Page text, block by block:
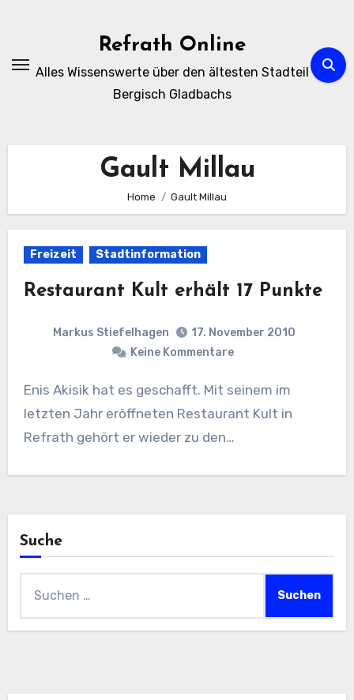
Refrath Online
Alles Wissenswerte über den ältesten Stadteil
Bergisch Gladbachs
Gault Millau
Home Gault Millau
Freizeit Stadtinformation
Restaurant Kult erhält 17 Punkte
Markus Stiefelhagen
17. November 2010
Keine Kommentare
Enis Akisik hat es geschafft. Mit seinem im
letzten Jahr eröffneten Restaurant Kult in
Refrath gehört er wieder zu den…
Suche
nach: